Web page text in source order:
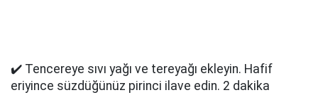
✔️ Tencereye sıvı yağı ve tereyağı ekleyin. Hafif
eriyince süzdüğünüz pirinci ilave edin. 2 dakika